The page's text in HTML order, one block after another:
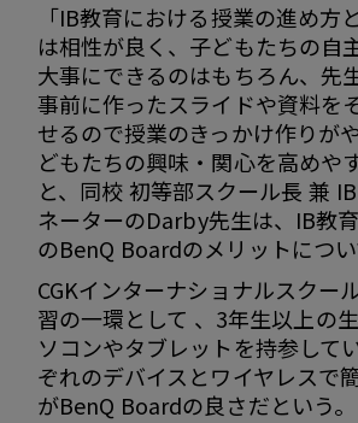
「IB教育における授業の進め方
は相性が良く、子どもたちの自
大事にできるのはもちろん、先
事前に作ったスライドや資料を
せるので授業のきっかけ作りが
どもたちの興味・関心を高めや
と、同校 初等部スクール長 兼
ネーターのDarby先生は、IB教
のBenQ Boardのメリットについ
CGKインターナショナルスクー
習の一環として 、3年生以上の
ソコンやタブレットを持参して
ぞれのデバイスとワイヤレスで
がBenQ Boardの良さだという。